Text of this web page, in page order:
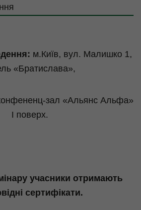
м.Київ, вул. Малишко 1,
«Братислава»,
-зал «Альянс Альфа»
І поверх.
учасники отримають
сертифікати.